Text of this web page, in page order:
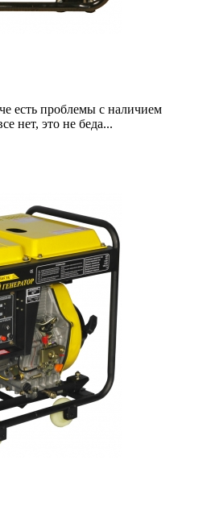
есть проблемы с наличием
нет, это не беда...